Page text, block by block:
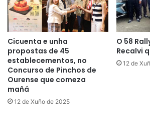
Cicuenta e unha
propostas de 45
establecementos, no
Concurso de Pinchos de
Ourense que comeza
mañá
12 de Xuño de 2025
O 58
Recalvi
12 de